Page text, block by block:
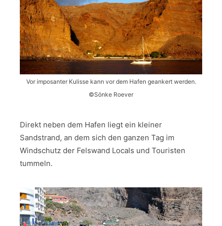
Vor imposanter Kulisse kann vor dem Hafen geankert werden.
©Sönke Roever
Direkt neben dem Hafen liegt ein kleiner
Sandstrand, an dem sich den ganzen Tag im
Windschutz der Felswand Locals und Touristen
tummeln.